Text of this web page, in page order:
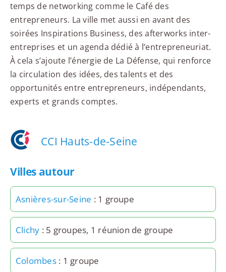
temps de networking comme le Café des
entrepreneurs. La ville met aussi en avant des
soirées Inspirations Business, des afterworks inter-
entreprises et un agenda dédié à l’entrepreneuriat.
À cela s’ajoute l’énergie de La Défense, qui renforce
la circulation des idées, des talents et des
opportunités entre entrepreneurs, indépendants,
experts et grands comptes.
CCI Hauts-de-Seine
Villes autour
Asnières-sur-Seine : 1 groupe
Clichy : 5 groupes, 1 réunion de groupe
Colombes: 1 groupe